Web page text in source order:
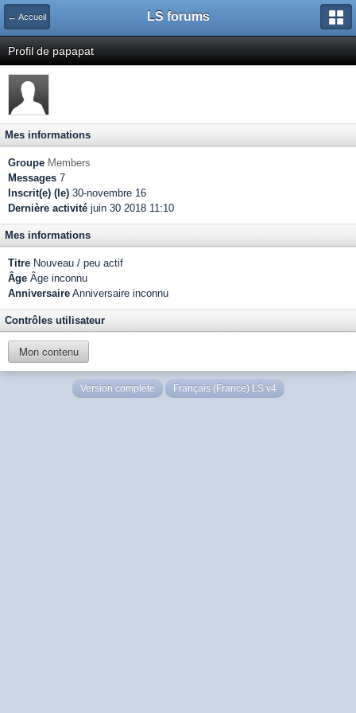
← Accueil LS forums
Profil de papapat
Mes informations
Groupe Members
Messages 7
Inscrit(e) (le) 30-novembre 16
Dernière activité juin 30 2018 11:10
Mes informations
Titre Nouveau / peu actif
Âge Âge inconnu
Anniversaire Anniversaire inconnu
Contrôles utilisateur
Mon contenu
Version complète Français (France) LS v4